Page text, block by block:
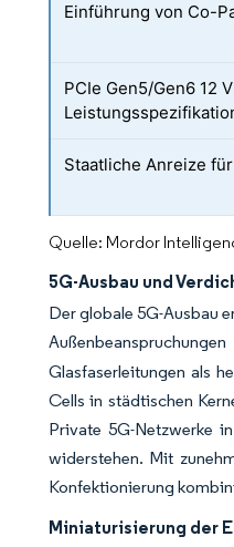
Einführung von Co-
PCIe Gen5/Gen6 12
Staatliche Anreize
Quelle: Mordor
5G-Ausbau und
Der globale 5G-Ausbau
Glasfaserleitungen als
Cells in städtischen
Private 5G-Netzwerke
widerstehen. Mit
Konfektionierung
Miniaturisierung der